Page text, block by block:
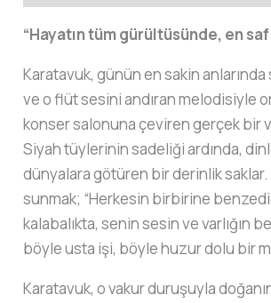
“Hayatın tüm gürültüsünde, en
Karatavuk, günün en sakin anlarında
ve o flüt sesini andıran melodisiyle
konser salonuna çeviren gerçek bir
Siyah tüylerinin sadeliği ardında,
dünyalara götüren bir derinlik
sunmak; “Herkesin birbirine
kalabalıkta, senin sesin ve varlığın
böyle usta işi, böyle huzur dolu bir
Karatavuk, o vakur duruşuyla